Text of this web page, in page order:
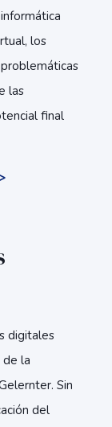
los
las
final
digitales
de la
Sin
del